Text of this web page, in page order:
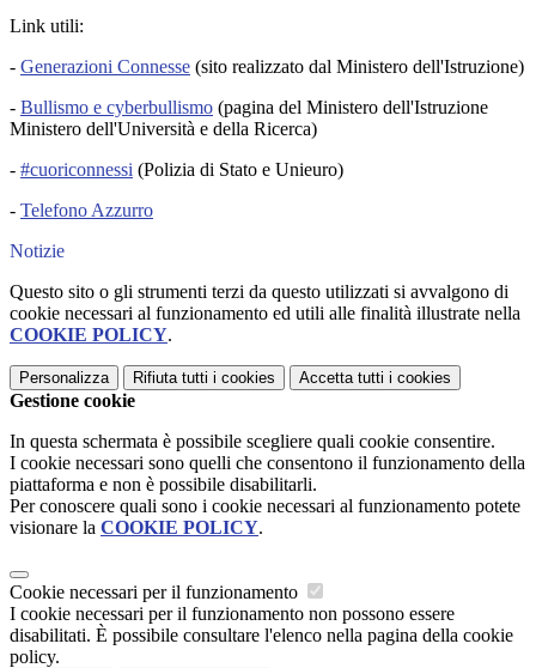
Link utili:
- Generazioni Connesse (sito realizzato dal Ministero dell'Istruzione)
- Bullismo e cyberbullismo (pagina del Ministero dell'Istruzione
Ministero dell'Università e della Ricerca)
- #cuoriconnessi (Polizia di Stato e Unieuro)
- Telefono Azzurro
Notizie
Questo sito o gli strumenti terzi da questo utilizzati si avvalgono di
cookie necessari al funzionamento ed utili alle finalità illustrate nella
COOKIE POLICY.
Personalizza Rifiuta tutti i cookies Accetta tutti i cookies
Gestione cookie
In questa schermata è possibile scegliere quali cookie consentire.
I cookie necessari sono quelli che consentono il funzionamento della
piattaforma e non è possibile disabilitarli.
Per conoscere quali sono i cookie necessari al funzionamento potete
visionare la COOKIE POLICY.
Cookie necessari per il funzionamento
I cookie necessari per il funzionamento non possono essere
disabilitati. È possibile consultare l'elenco nella pagina della cookie
policy.